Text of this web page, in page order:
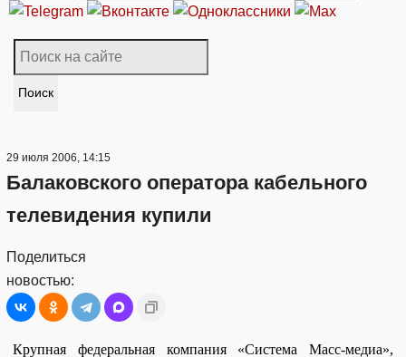
Поиск
29 июля 2006, 14:15
Балаковского оператора кабельного
телевидения купили
Поделиться
новостью:
Крупная федеральная компания «Система Масс-медиа»,